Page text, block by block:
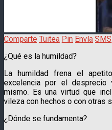
Comparte Tuitea Pin Envía SMS
¿Qué es la humildad?
La humildad frena el
excelencia por el
mismo. Es una virtud que
vileza con hechos o con otras
¿Dónde se fundamenta?